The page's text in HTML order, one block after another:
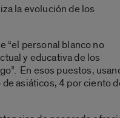
la evolución de los
“el personal blanco no
y educativa de los
En esos puestos,
asiáticos, 4 por ciento